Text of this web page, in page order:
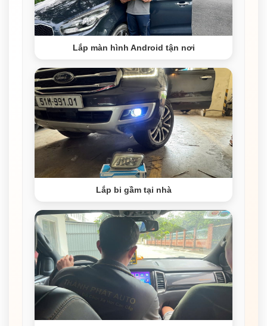
Lắp màn hình Android tận nơi
Lắp bi gầm tại nhà